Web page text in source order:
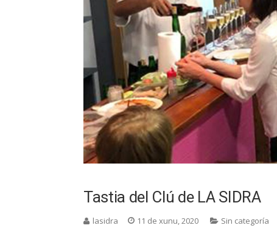
Tastia del Clú de LA SIDRA
lasidra 11 de xunu, 2020 Sin categoría